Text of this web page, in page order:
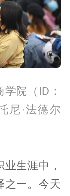
学院（ID：
尼·法德尔
生涯中，
之一。今天